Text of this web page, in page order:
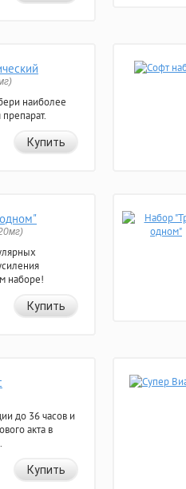
наиболее
Купить
наборе!
Купить
до 36 часов и
акта в
Купить